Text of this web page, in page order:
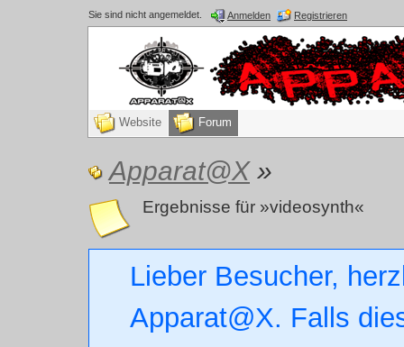
Sie sind nicht angemeldet. Anmelden Registrieren
Website Forum
Apparat@X»
Ergebnisse für »videosynth«
Lieber Besucher,
Apparat@X. Falls